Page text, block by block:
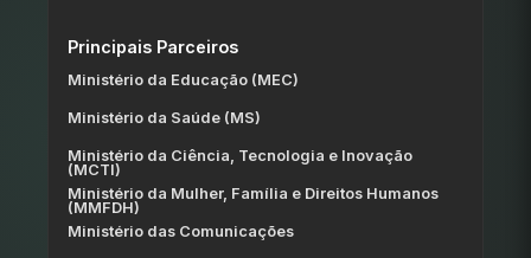
Principais Parceiros
Ministério da Educação (MEC)
Ministério da Saúde (MS)
Ministério da Ciência, Tecnologia e Inovação
(MCTI)
Ministério da Mulher, Família e Direitos Humanos
(MMFDH)
Ministério das Comunicações